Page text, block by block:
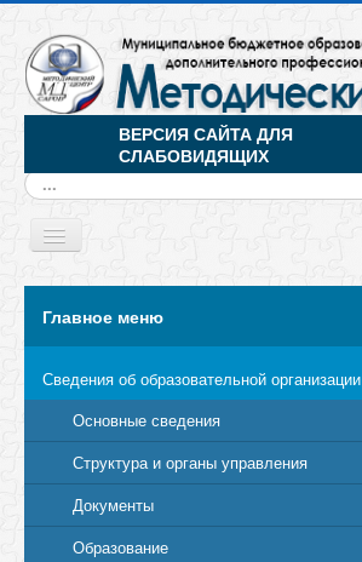
ВЕРСИЯ САЙТА ДЛЯ
СЛАБОВИДЯЩИХ
Искать...
Toggle
Главное меню
Сведения об образовательной организации
Основные сведения
Структура и органы управления
Документы
Образование